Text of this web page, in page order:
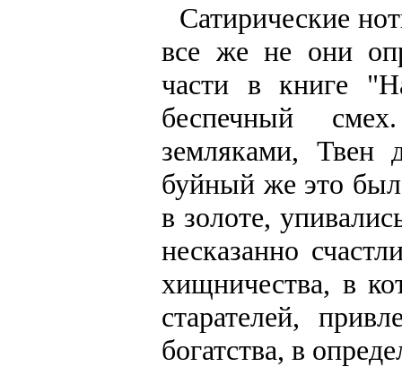
Сатирические
все же не они
части в книге
беспечный
земляками, Твен
буйный же это
в золоте,
несказанно
хищничества, в
старателей,
богатства, в